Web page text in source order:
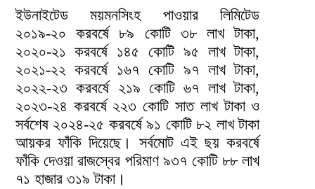
ইউনাইটেড ময়মনসিংহ পাওয়ার লিমিটেড
২০১৯-২০ করবর্ষে ৮৯ কোটি ৩৮ লাখ টাকা,
২০২০-২১ করবর্ষে ১৪৫ কোটি ৯৫ লাখ টাকা,
২০২১-২২ করবর্ষে ১৬৭ কোটি ৯৭ লাখ টাকা,
২০২২-২৩ করবর্ষে ২১৯ কোটি ৬৭ লাখ টাকা,
২০২৩-২৪ করবর্ষে ২২৩ কোটি সাত লাখ টাকা ও
সর্বশেষ ২০২৪-২৫ করবর্ষে ৯১ কোটি ৮২ লাখ টাকা
আয়কর ফাঁকি দিয়েছে। সর্বমোট এই ছয় করবর্ষে
ফাঁকি দেওয়া রাজস্বের পরিমাণ ৯৩৭ কোটি ৮৮ লাখ
৭১ হাজার ৩১৯ টাকা।